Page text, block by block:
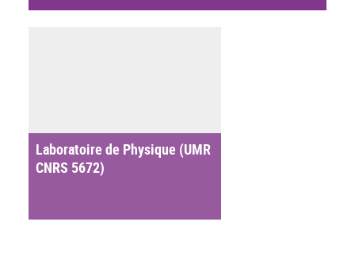
Laboratoire de Physique (UMR
CNRS 5672)